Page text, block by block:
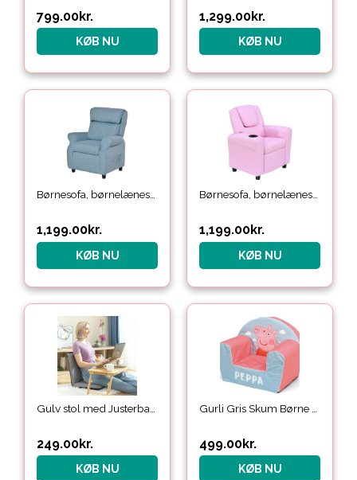
799.00kr.
KØB NU
1,299.00kr.
KØB NU
Børnesofa, børnelænestol med fodstøtte, armlæn, justerbar ryglæn, lænestol, børnesofa, stol, dagseng, børnesofa til 3-5-årige drenge og piger, blå
1,199.00kr.
KØB NU
Børnesofa, børnelænestol med fodstøtte, armlæn, kopholdere, justerbar ryglæn, chaiselong, børnesofa, lænestol, børnesofa til 3-6-årige drenge og piger, pink
1,199.00kr.
KØB NU
249.00kr.
KØB NU
499.00kr.
KØB NU